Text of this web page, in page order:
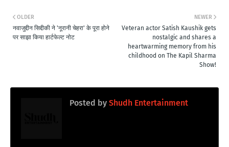
NEWER
Veteran actor Satish Kaushik gets
nostalgic and shares a
heartwarming memory from his
childhood on The Kapil Sharma
Show!
OLDER
नवाजुद्दीन सिद्दीकी ने 'नूरानी चेहरा' के पूरा होने
पर साझा किया हार्टफेल्ट नोट
Posted by Shudh Entertainment